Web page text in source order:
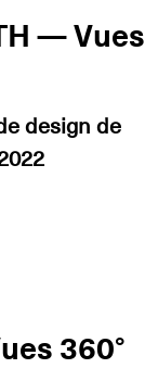
— Vues
design de
360°